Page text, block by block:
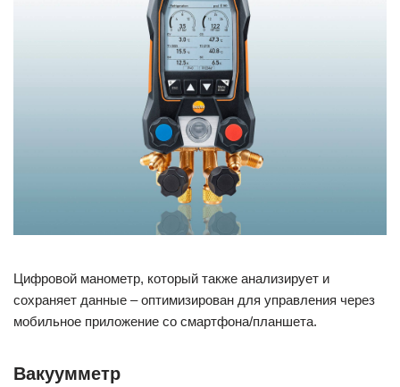
Цифровой манометр, который также анализирует и
сохраняет данные – оптимизирован для управления через
мобильное приложение со смартфона/планшета.
Вакуумметр